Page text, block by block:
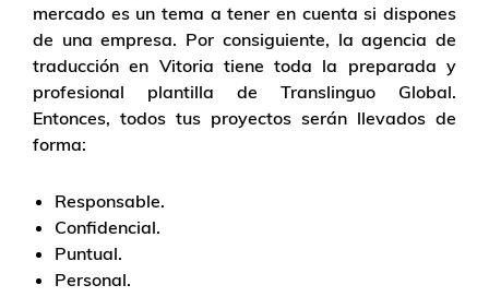
mercado es un tema a tener en cuenta si dispones
de una empresa. Por consiguiente, la agencia de
traducción en Vitoria tiene toda la preparada y
profesional plantilla de Translinguo Global.
Entonces, todos tus proyectos serán llevados de
forma:
Responsable.
Confidencial.
Puntual.
Personal.